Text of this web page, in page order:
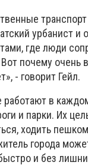
урбанист и
где люди
почему очень
- говорит Гейл.
в
и парки. Их
ходить
города
и без